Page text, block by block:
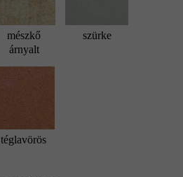
mészkő
árnyalt
szürke
téglavörös